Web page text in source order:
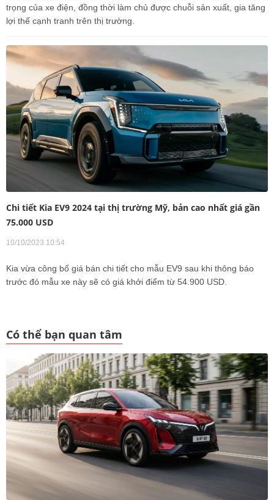
trọng của xe điện, đồng thời làm chủ được chuỗi sản xuất, gia tăng
lợi thế cạnh tranh trên thị trường.
Chi tiết Kia EV9 2024 tại thị trường Mỹ, bản cao nhất giá gần
75.000 USD
10/10/2023 10:54
Kia vừa công bố giá bán chi tiết cho mẫu EV9 sau khi thông báo
trước đó mẫu xe này sẽ có giá khởi điểm từ 54.900 USD.
Có thể bạn quan tâm